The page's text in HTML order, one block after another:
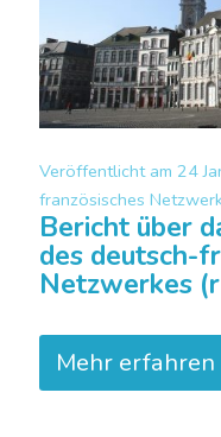
Veröffentlicht am 24
französisches
Bericht über
des deutsch-
Netzwerkes
Mehr erfahren